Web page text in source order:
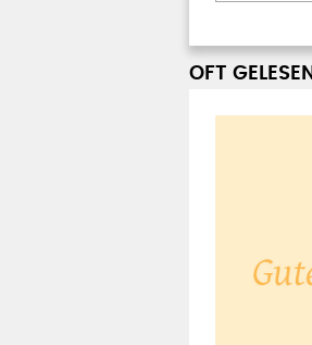
OFT GELESEN